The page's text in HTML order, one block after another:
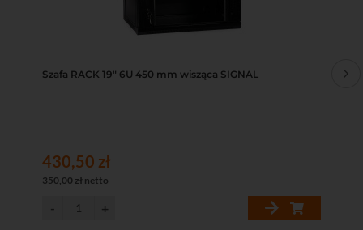
Szafa RACK 19" 6U 450 mm wisząca SIGNAL
430,50 zł
350,00 zł netto